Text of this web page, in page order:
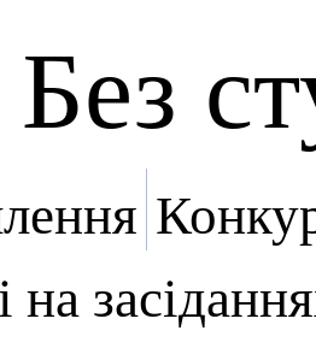
Без
на